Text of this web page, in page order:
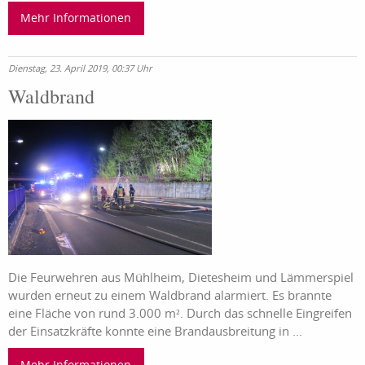
Mehr Informationen
Dienstag, 23. April 2019, 00:37 Uhr
Waldbrand
Die Feurwehren aus Mühlheim, Dietesheim und Lämmerspiel
wurden erneut zu einem Waldbrand alarmiert. Es brannte
eine Fläche von rund 3.000 m². Durch das schnelle Eingreifen
der Einsatzkräfte konnte eine Brandausbreitung in ...